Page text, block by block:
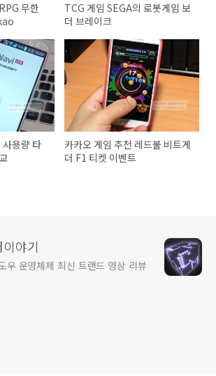
무한
TCG 게임 SEGA의 로봇게임 보
더 브레이크
용량 타
카카오 게임 추천 레드불 비트게
더 F1 티켓 이벤트
야기
우 운영체제 최신 트랜드 영상 리뷰